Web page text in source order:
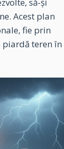
Acest plan
fie prin
piardă teren în